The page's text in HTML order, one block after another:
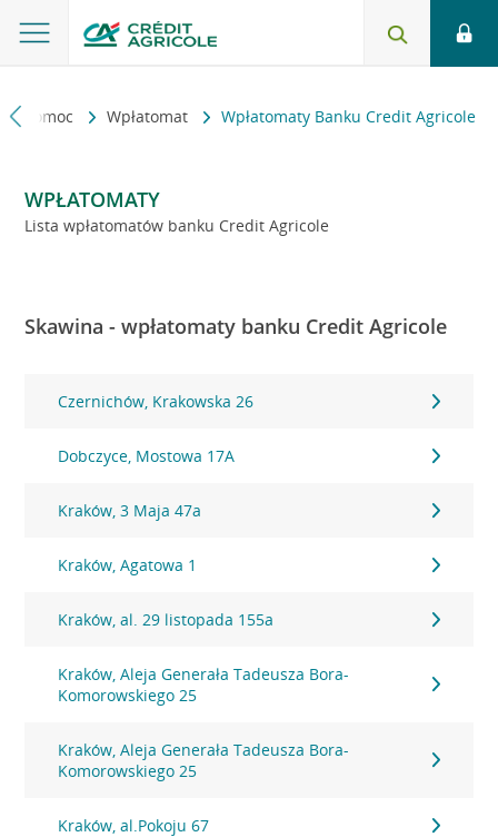
i pomoc Wpłatomat Wpłatomaty Banku Credit Agricole
WPŁATOMATY
Lista wpłatomatów banku Credit Agricole
Skawina - wpłatomaty banku Credit Agricole
Czernichów, Krakowska 26
Dobczyce, Mostowa 17A
Kraków, 3 Maja 47a
Kraków, Agatowa 1
Kraków, al. 29 listopada 155a
Kraków, Aleja Generała Tadeusza Bora-
Komorowskiego 25
Kraków, Aleja Generała Tadeusza Bora-
Komorowskiego 25
Kraków, al.Pokoju 67